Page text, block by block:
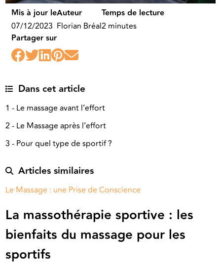
Mis à jour le
07/12/2023
Auteur
Florian Bréal
Temps de lecture
2 minutes
Partager sur
Dans cet article
1 - Le massage avant l’effort
2 - Le Massage après l’effort
3 - Pour quel type de sportif ?
Articles similaires
Le Massage : une Prise de Conscience
La massothérapie sportive : les
bienfaits du massage pour les
sportifs